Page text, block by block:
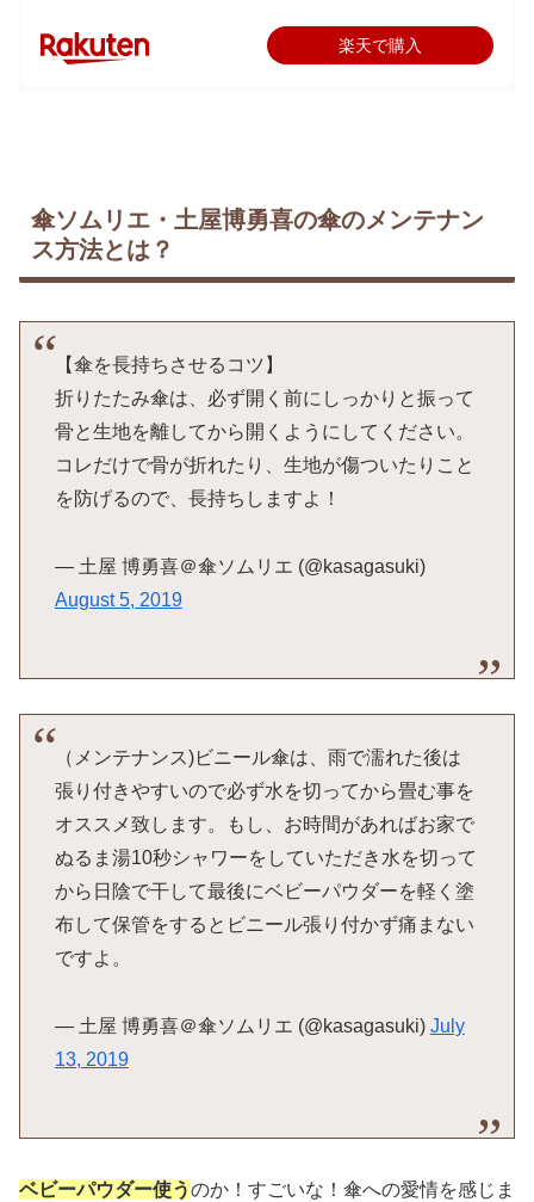
楽天で購入
傘ソムリエ・土屋博勇喜の傘のメンテナン
ス方法とは？
【傘を長持ちさせるコツ】
折りたたみ傘は、必ず開く前にしっかりと振って
骨と生地を離してから開くようにしてください。
コレだけで骨が折れたり、生地が傷ついたりこと
を防げるので、長持ちしますよ！
— 土屋 博勇喜＠傘ソムリエ (@kasagasuki)
August 5, 2019
（メンテナンス)ビニール傘は、雨で濡れた後は
張り付きやすいので必ず水を切ってから畳む事を
オススメ致します。もし、お時間があればお家で
ぬるま湯10秒シャワーをしていただき水を切って
から日陰で干して最後にベビーパウダーを軽く塗
布して保管をするとビニール張り付かず痛まない
ですよ。
— 土屋 博勇喜＠傘ソムリエ (@kasagasuki) July
13, 2019
ベビーパウダー使うのか！すごいな！傘への愛情を感じま